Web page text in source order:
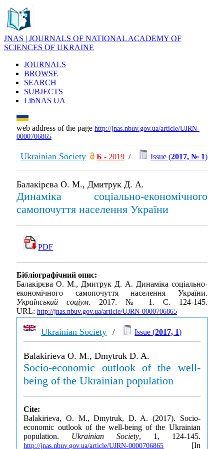
JNAS | JOURNALS OF NATIONAL ACADEMY OF
SCIENCES OF UKRAINE
JOURNALS
BROWSE
SEARCH
SUBJECTS
LibNAS UA
web address of the page http://jnas.nbuv.gov.ua/article/UJRN-
0000706865
Ukrainian Society Б - 2019 / Issue (2017, № 1)
Балакірєва О. М., Дмитрук Д. А.
Динаміка соціально-економічного
самопочуття населення України
PDF
Бібліографічний опис:
Балакірєва О. М., Дмитрук Д. А. Динаміка соціально-
економічного самопочуття населення України.
Український соціум. 2017. № 1. С. 124-145.
URL: http://jnas.nbuv.gov.ua/article/UJRN-0000706865
Ukrainian Society / Issue (2017, 1)
Balakirieva O. M., Dmytruk D. A.
Socio-economic outlook of the well-
being of the Ukrainian population
Cite:
Balakirieva, O. M., Dmytruk, D. A. (2017). Socio-
economic outlook of the well-being of the Ukrainian
population. Ukrainian Society, 1, 124-145.
http://jnas.nbuv.gov.ua/article/UJRN-0000706865 [In